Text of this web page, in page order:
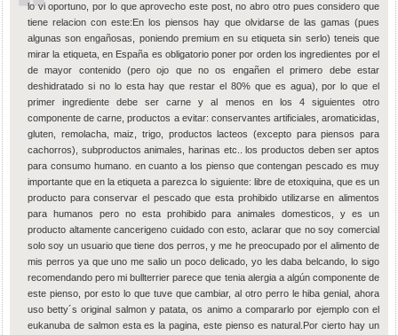
lo vi oportuno, por lo que aprovecho este post, no abro otro pues considero que
tiene relacion con este:En los piensos hay que olvidarse de las gamas (pues
algunas son engañosas, poniendo premium en su etiqueta sin serlo) teneis que
mirar la etiqueta, en España es obligatorio poner por orden los ingredientes por el
de mayor contenido (pero ojo que no os engañen el primero debe estar
deshidratado si no lo esta hay que restar el 80% que es agua), por lo que el
primer ingrediente debe ser carne y al menos en los 4 siguientes otro
componente de carne, productos a evitar: conservantes artificiales, aromaticidas,
gluten, remolacha, maiz, trigo, productos lacteos (excepto para piensos para
cachorros), subproductos animales, harinas etc.. los productos deben ser aptos
para consumo humano. en cuanto a los pienso que contengan pescado es muy
importante que en la etiqueta a parezca lo siguiente: libre de etoxiquina, que es un
producto para conservar el pescado que esta prohibido utilizarse en alimentos
para humanos pero no esta prohibido para animales domesticos, y es un
producto altamente cancerigeno cuidado con esto, aclarar que no soy comercial
solo soy un usuario que tiene dos perros, y me he preocupado por el alimento de
mis perros ya que uno me salio un poco delicado, yo les daba belcando, lo sigo
recomendando pero mi bullterrier parece que tenia alergia a algún componente de
este pienso, por esto lo que tuve que cambiar, al otro perro le hiba genial, ahora
uso betty´s original salmon y patata, os animo a compararlo por ejemplo con el
eukanuba de salmon esta es la pagina, este pienso es natural.Por cierto hay un